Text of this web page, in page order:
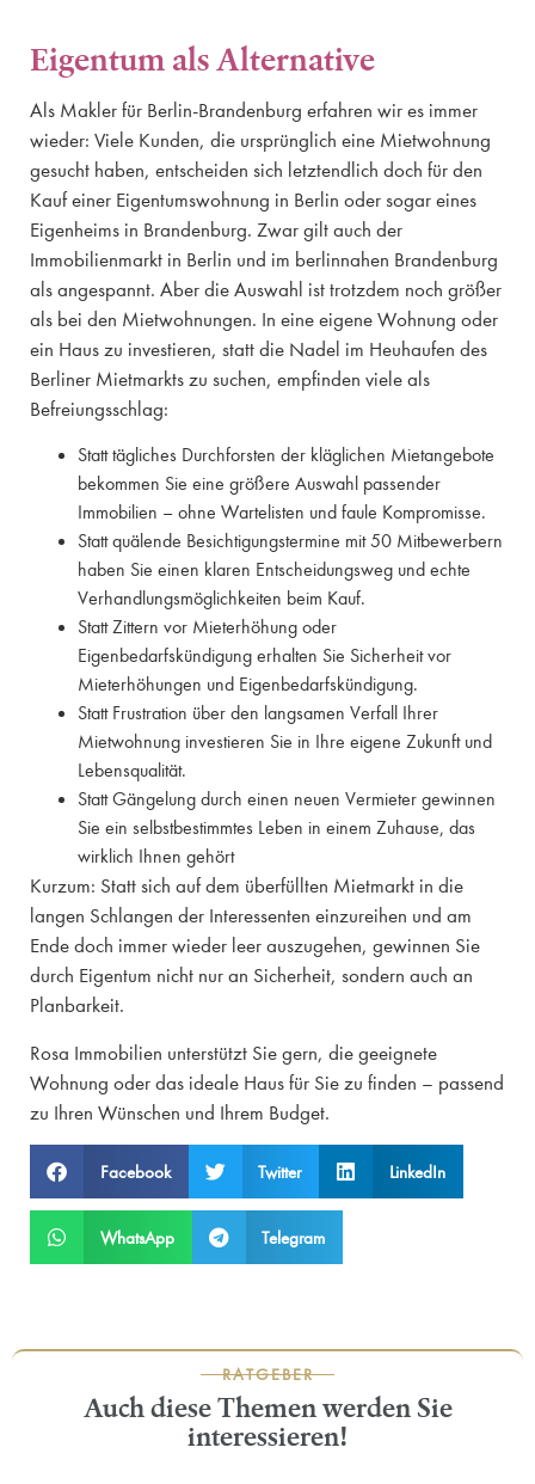
Eigentum als Alternative
Als Makler für Berlin-Brandenburg erfahren wir es immer
wieder: Viele Kunden, die ursprünglich eine Mietwohnung
gesucht haben, entscheiden sich letztendlich doch für den
Kauf einer Eigentumswohnung in Berlin oder sogar eines
Eigenheims in Brandenburg. Zwar gilt auch der
Immobilienmarkt in Berlin und im berlinnahen Brandenburg
als angespannt. Aber die Auswahl ist trotzdem noch größer
als bei den Mietwohnungen. In eine eigene Wohnung oder
ein Haus zu investieren, statt die Nadel im Heuhaufen des
Berliner Mietmarkts zu suchen, empfinden viele als
Befreiungsschlag:
Statt tägliches Durchforsten der kläglichen Mietangebote
bekommen Sie eine größere Auswahl passender
Immobilien – ohne Wartelisten und faule Kompromisse.
Statt quälende Besichtigungstermine mit 50 Mitbewerbern
haben Sie einen klaren Entscheidungsweg und echte
Verhandlungsmöglichkeiten beim Kauf.
Statt Zittern vor Mieterhöhung oder
Eigenbedarfskündigung erhalten Sie Sicherheit vor
Mieterhöhungen und Eigenbedarfskündigung.
Statt Frustration über den langsamen Verfall Ihrer
Mietwohnung investieren Sie in Ihre eigene Zukunft und
Lebensqualität.
Statt Gängelung durch einen neuen Vermieter gewinnen
Sie ein selbstbestimmtes Leben in einem Zuhause, das
wirklich Ihnen gehört
Kurzum: Statt sich auf dem überfüllten Mietmarkt in die
langen Schlangen der Interessenten einzureihen und am
Ende doch immer wieder leer auszugehen, gewinnen Sie
durch Eigentum nicht nur an Sicherheit, sondern auch an
Planbarkeit.
Rosa Immobilien unterstützt Sie gern, die geeignete
Wohnung oder das ideale Haus für Sie zu finden – passend
zu Ihren Wünschen und Ihrem Budget.
Facebook Twitter LinkedIn
WhatsApp Telegram
RATGEBER
Auch diese Themen werden Sie
interessieren!